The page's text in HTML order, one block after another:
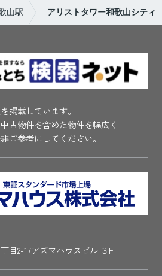
山駅 アリストタワー和歌山シティ
掲載しています。
古物件を含めた物件を幅広く
ご参考にしてください。
目2-17アズマハウスビル ３F